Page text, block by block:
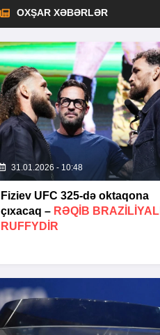
OXŞAR XƏBƏRLƏR
31.01.2026 - 10:48
Fiziev UFC 325-də oktaqona
çıxacaq – RƏQIB BRAZILIYALI
RUFFYDIR